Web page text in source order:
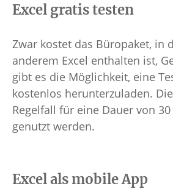
Excel gratis testen
Zwar kostet das Büropaket, in
anderem Excel enthalten ist,
gibt es die Möglichkeit, eine
kostenlos herunterzuladen.
Regelfall für eine Dauer von
genutzt werden.
Excel als mobile App